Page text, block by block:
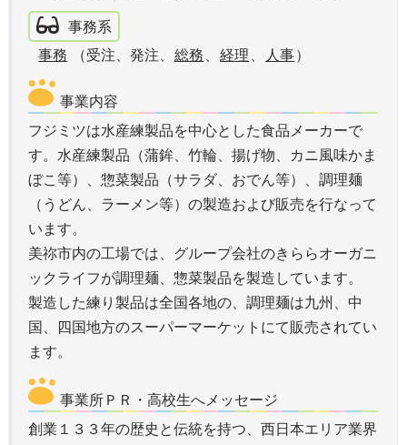
事務系
事務
（受注、発注、 総務 経理 人事）
事業内容
フジミツは水産練製品を中心とした食品メーカーで
す。水産練製品（蒲鉾、竹輪、揚げ物、カニ風味かま
ぼこ等）、惣菜製品（サラダ、おでん等）、調理麺
（うどん、ラーメン等）の製造および販売を行なって
います。
美祢市内の工場では、グループ会社のきららオーガニ
ックライフが調理麺、惣菜製品を製造しています。
製造した練り製品は全国各地の、調理麺は九州、中
国、四国地方のスーパーマーケットにて販売されてい
ます。
事業所ＰＲ・高校生へメッセージ
創業１３３年の歴史と伝統を持つ、西日本エリア業界